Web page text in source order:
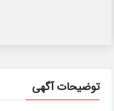
توضیحات آگهی